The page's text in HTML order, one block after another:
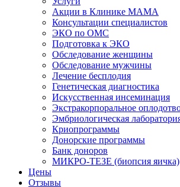
Акции в Клинике МАМА
Консультации специалистов
ЭКО по ОМС
Подготовка к ЭКО
Обследование женщины
Обследование мужчины
Лечение бесплодия
Генетическая диагностика
Искусственная инсеминация
Экстракорпоральное
Эмбриологическая
Криопрограммы
Донорские программы
Банк доноров
МИКРО-ТЕЗЕ (биопсия яичка)
Цены
Отзывы